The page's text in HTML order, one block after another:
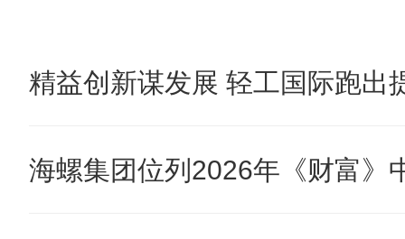
精益创新谋发展 轻工国际跑出
海螺集团位列2026年《财富》